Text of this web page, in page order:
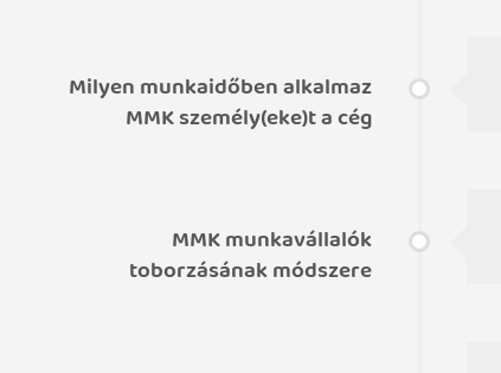
Milyen munkaidőben alkalmaz
MMK személy(eke)t a cég
MMK munkavállalók
toborzásának módszere